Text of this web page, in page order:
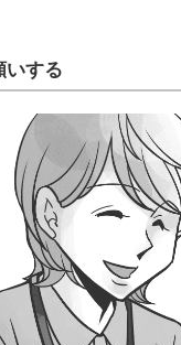
いする